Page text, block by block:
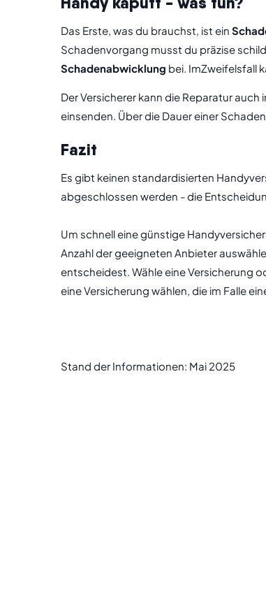
Das Erste, was du brauchst, ist ein
Schadenvorgang musst du präzise
Schadenabwicklung bei. ImZweifelsfall
Der Versicherer kann die Reparatur
einsenden. Über die Dauer einer
Fazit
Es gibt keinen standardisierten
abgeschlossen werden - die
Um schnell eine günstige
Anzahl der geeigneten Anbieter
entscheidest. Wähle eine Versicherung
eine Versicherung wählen, die im Falle
Stand der Informationen: Mai 2025